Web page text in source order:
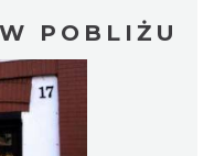
POBLIŻU